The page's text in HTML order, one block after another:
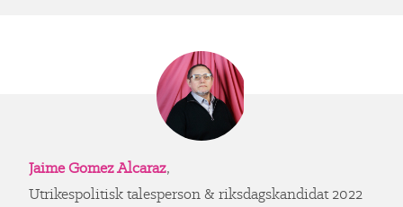
Jaime Gomez Alcaraz,
Utrikespolitisk talesperson & riksdagskandidat 2022